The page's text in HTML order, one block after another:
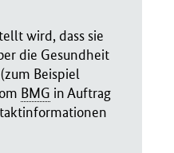
wird, dass sie
die Gesundheit
Beispiel
BMG in Auftrag